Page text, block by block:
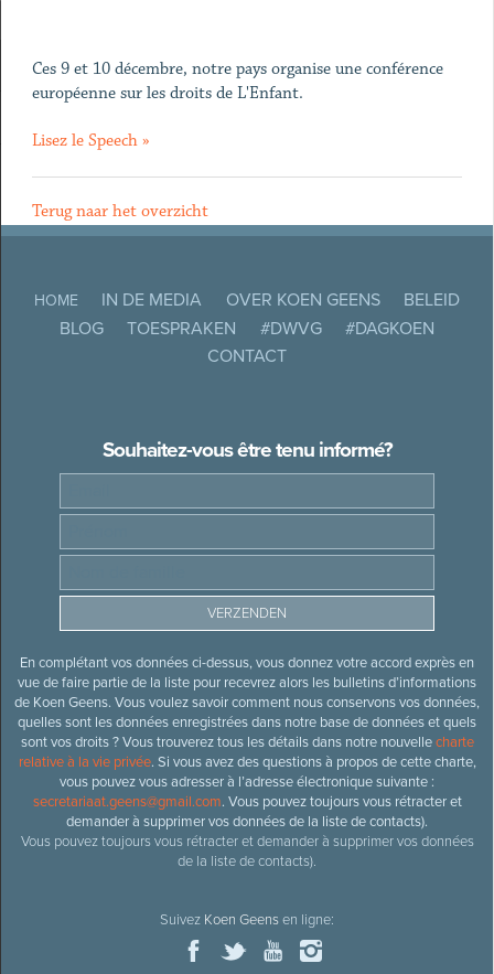
Ces 9 et 10 décembre, notre pays organise une conférence
européenne sur les droits de L'Enfant.
Lisez le Speech »
Terug naar het overzicht
HOME IN DE MEDIA OVER KOEN GEENS
BELEID
BLOG
TOESPRAKEN #DWVG
#DAGKOEN
CONTACT
Souhaitez-vous être tenu informé?
En complétant vos données ci-dessus, vous donnez votre accord exprès en
vue de faire partie de la liste pour recevrez alors les bulletins d’informations
de Koen Geens. Vous voulez savoir comment nous conservons vos données,
quelles sont les données enregistrées dans notre base de données et quels
sont vos droits ? Vous trouverez tous les détails dans notre nouvellecharte
relative à la vie privée. Si vous avez des questions à propos de cette charte,
vous pouvez vous adresser à l’adresse électronique suivante :
secretariaat.geens@gmail.com. Vous pouvez toujours vous rétracter et
demander à supprimer vos données de la liste de contacts).
Vous pouvez toujours vous rétracter et demander à supprimer vos données
de la liste de contacts).
Suivez Koen Geensen ligne: